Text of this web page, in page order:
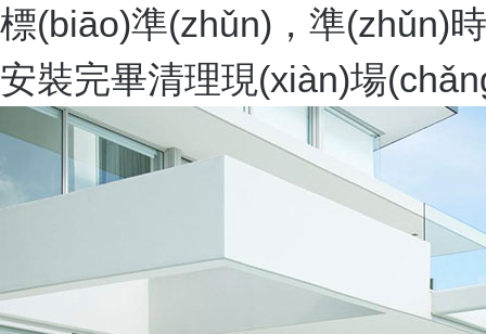
標(biāo)準(zhǔn)，準(zhǔn)
安裝完畢清理現(xiàn)場